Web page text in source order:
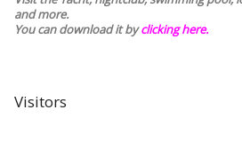
and more.
You can download it byclicking here.
Visitors